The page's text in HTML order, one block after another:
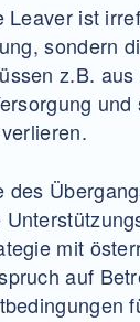
Leaver ist
sondern
z.B.
des
mit
auf